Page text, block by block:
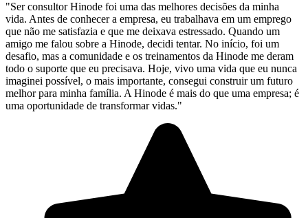
"Ser consultor Hinode foi uma das melhores decisões da minha
vida. Antes de conhecer a empresa, eu trabalhava em um emprego
que não me satisfazia e que me deixava estressado. Quando um
amigo me falou sobre a Hinode, decidi tentar. No início, foi um
desafio, mas a comunidade e os treinamentos da Hinode me deram
todo o suporte que eu precisava. Hoje, vivo uma vida que eu nunca
imaginei possível, o mais importante, consegui construir um futuro
melhor para minha família. A Hinode é mais do que uma empresa; é
uma oportunidade de transformar vidas."